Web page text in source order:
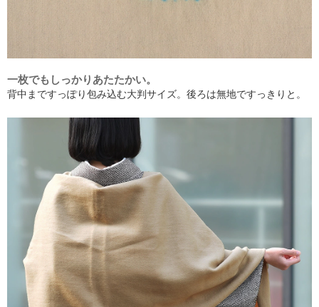
一枚でもしっかりあたたかい。
背中まですっぽり包み込む大判サイズ。後ろは無地ですっきりと。